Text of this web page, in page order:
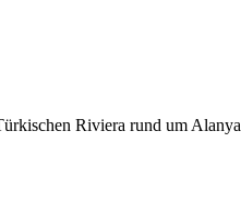
Riviera rund um Alanya